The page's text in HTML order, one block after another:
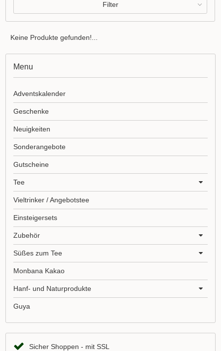
Filter
Keine Produkte gefunden!...
Menu
Adventskalender
Geschenke
Neuigkeiten
Sonderangebote
Gutscheine
Tee
Vieltrinker / Angebotstee
Einsteigersets
Zubehör
Süßes zum Tee
Monbana Kakao
Hanf- und Naturprodukte
Guya
Sicher Shoppen - mit SSL